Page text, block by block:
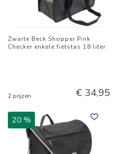
Zwarte Beck Shopper Pink
Checker enkele fietstas 18 liter
2 prijzen € 34,95
20 %